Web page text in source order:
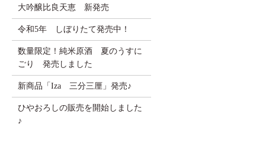
大吟醸比良天恵 新発売
令和5年 しぼりたて発売中！
数量限定！純米原酒 夏のうすに
ごり 発売しました
新商品「Iza 三分三厘」発売♪
ひやおろしの販売を開始しました
♪